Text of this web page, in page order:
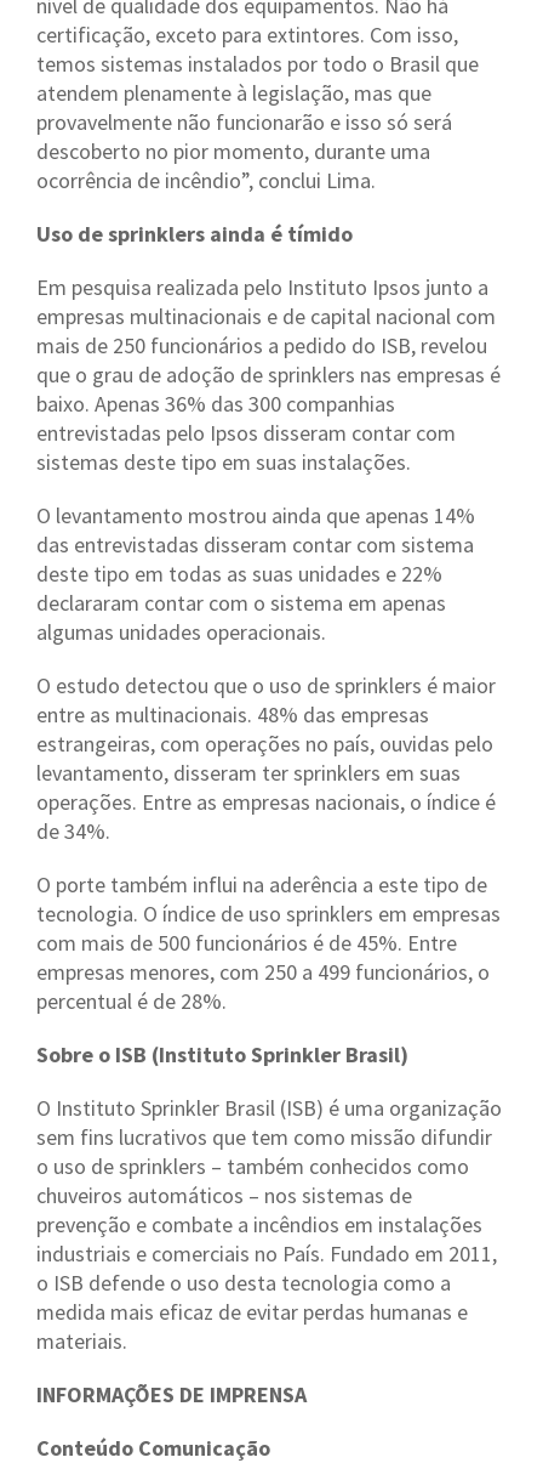
certificação, exceto para extintores. Com isso,
temos sistemas instalados por todo o Brasil que
atendem plenamente à legislação, mas que
provavelmente não funcionarão e isso só será
descoberto no pior momento, durante uma
ocorrência de incêndio”, conclui Lima.
Uso de sprinklers ainda é tímido
Em pesquisa realizada pelo Instituto Ipsos junto a
empresas multinacionais e de capital nacional com
mais de 250 funcionários a pedido do ISB, revelou
que o grau de adoção de sprinklers nas empresas é
baixo. Apenas 36% das 300 companhias
entrevistadas pelo Ipsos disseram contar com
sistemas deste tipo em suas instalações.
O levantamento mostrou ainda que apenas 14%
das entrevistadas disseram contar com sistema
deste tipo em todas as suas unidades e 22%
declararam contar com o sistema em apenas
algumas unidades operacionais.
O estudo detectou que o uso de sprinklers é maior
entre as multinacionais. 48% das empresas
estrangeiras, com operações no país, ouvidas pelo
levantamento, disseram ter sprinklers em suas
operações. Entre as empresas nacionais, o índice é
de 34%.
O porte também influi na aderência a este tipo de
tecnologia. O índice de uso sprinklers em empresas
com mais de 500 funcionários é de 45%. Entre
empresas menores, com 250 a 499 funcionários, o
percentual é de 28%.
Sobre o ISB (Instituto Sprinkler Brasil)
O Instituto Sprinkler Brasil (ISB) é uma organização
sem fins lucrativos que tem como missão difundir
o uso de sprinklers – também conhecidos como
chuveiros automáticos – nos sistemas de
prevenção e combate a incêndios em instalações
industriais e comerciais no País. Fundado em 2011,
o ISB defende o uso desta tecnologia como a
medida mais eficaz de evitar perdas humanas e
materiais.
INFORMAÇÕES DE IMPRENSA
Conteúdo Comunicação